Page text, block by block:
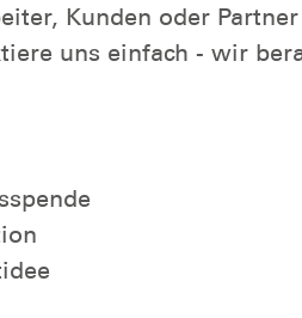
Kunden oder
uns einfach - wir